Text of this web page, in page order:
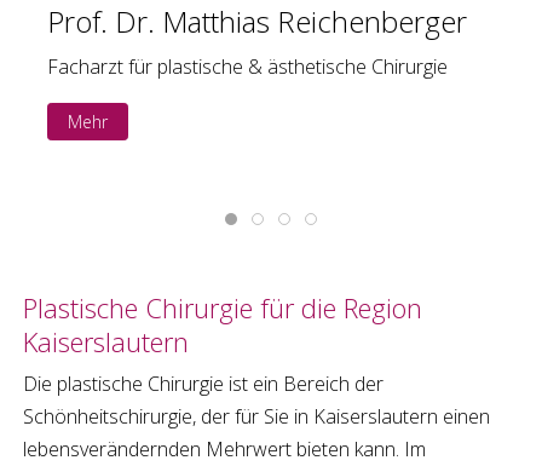
Prof. Dr. med. Engel
Facharzt für plastische & ästhetische Chirurgie
Mehr
Plastische Chirurgie für die Region
Kaiserslautern
Die plastische Chirurgie ist ein Bereich der
Schönheitschirurgie, der für Sie in Kaiserslautern einen
lebensverändernden Mehrwert bieten kann. Im